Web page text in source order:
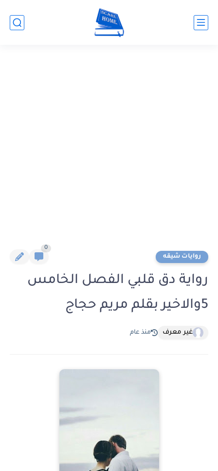
روايات شيقه
0
رواية دق قلبي الفصل الخامس
5والاخير بقلم مريم حجاج
غير معرف منذ عام